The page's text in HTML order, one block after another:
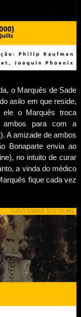
o Marquês de Sade
asilo em que reside,
ele o Marquês troca
ambos para com a
A amizade de ambos
Bonaparte envia ao
no intuito de curar
a vinda do médico
fique cada vez